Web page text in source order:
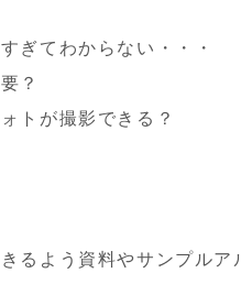
ぎてわからない・・・
？
トが撮影できる？
るよう資料やサンプルア